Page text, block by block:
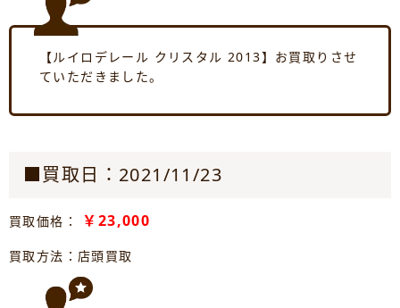
【ルイロデレール クリスタル 2013】お買取りさせ
ていただきました。
■買取日：2021/11/23
買取価格： ￥23,000
買取方法：店頭買取